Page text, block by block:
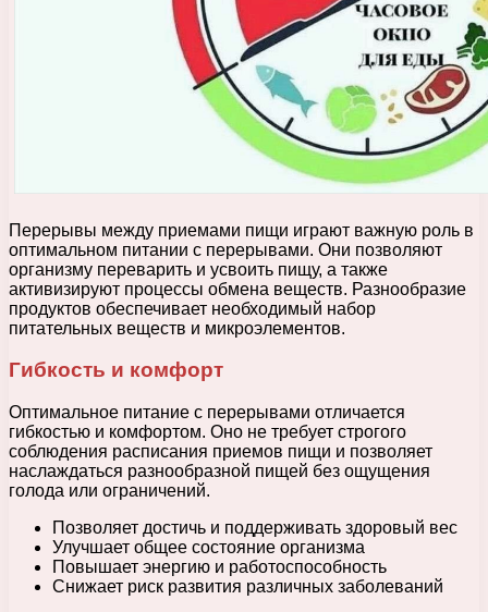
Перерывы между приемами пищи играют важную роль в
оптимальном питании с перерывами. Они позволяют
организму переварить и усвоить пищу, а также
активизируют процессы обмена веществ. Разнообразие
продуктов обеспечивает необходимый набор
питательных веществ и микроэлементов.
Гибкость и комфорт
Оптимальное питание с перерывами отличается
гибкостью и комфортом. Оно не требует строгого
соблюдения расписания приемов пищи и позволяет
наслаждаться разнообразной пищей без ощущения
голода или ограничений.
Позволяет достичь и поддерживать здоровый вес
Улучшает общее состояние организма
Повышает энергию и работоспособность
Снижает риск развития различных заболеваний